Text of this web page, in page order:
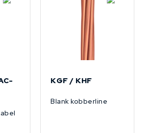
KGF / KHF
Blank kobberline